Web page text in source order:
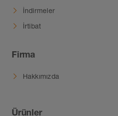
İndirmeler
İrtibat
Firma
Hakkımızda
Ürünler